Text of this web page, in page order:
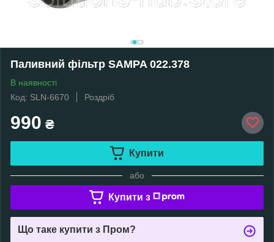
Паливний фільтр SAMPA 022.378
В наявності
Код: SLN-6670
Роздріб
990 ₴
Купити
або
Купити з
Що таке купити з Пром?